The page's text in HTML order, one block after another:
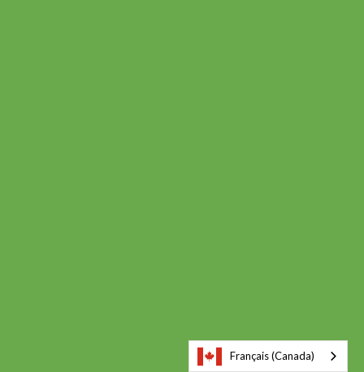
Français (Canada)